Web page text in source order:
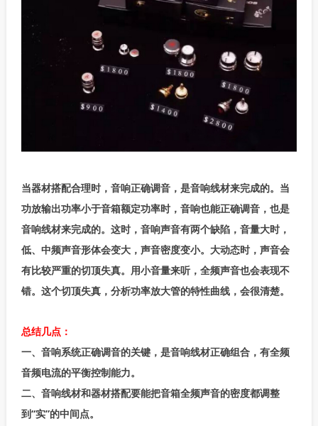
当器材搭配合理时，音响正确调音，是音响线材来完成的。当
功放输出功率小于音箱额定功率时，音响也能正确调音，也是
音响线材来完成的。这时，音响声音有两个缺陷，音量大时，
低、中频声音形体会变大，声音密度变小。大动态时，声音会
有比较严重的切顶失真。用小音量来听，全频声音也会表现不
错。这个切顶失真，分析功率放大管的特性曲线，会很清楚。
总结几点：
一、音响系统正确调音的关键，是音响线材正确组合，有全频
音频电流的平衡控制能力。
二、音响线材和器材搭配要能把音箱全频声音的密度都调整
到“实”的中间点。